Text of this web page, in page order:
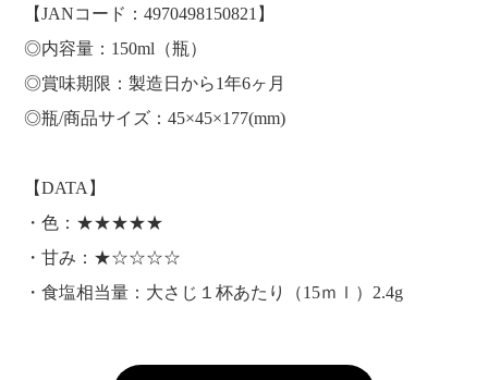
【JANコード：4970498150821】
◎内容量：150ml（瓶）
◎賞味期限：製造日から1年6ヶ月
◎瓶/商品サイズ：45×45×177(mm)
【DATA】
・色：★★★★★
・甘み：★☆☆☆☆
・食塩相当量：大さじ１杯あたり（15ｍｌ）2.4g